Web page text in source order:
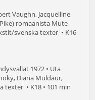
Vaughn, Jacquelline
romaanista Mute
svenska texter • K16
1972 • Uta
Diana Muldaur,
texter • K18 • 101 min